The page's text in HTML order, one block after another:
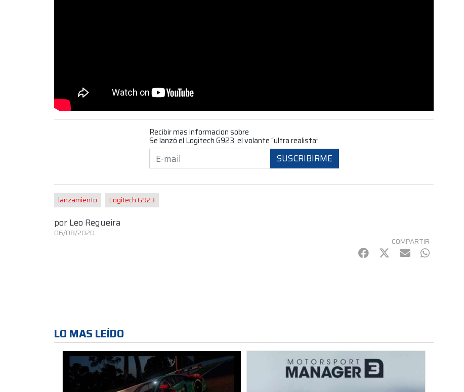
Recibir mas informacion sobre
Se lanzó el Logitech G923, el volante “ultra realista”
SUSCRIBIRME
lanzamiento Logitech G923
por Leo Regueira
06/08/2020
COMPARTIR
Facebook
Twitter
mail WhatsApp
LO MAS LEÍDO